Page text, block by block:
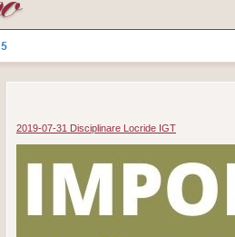
2019-07-31 Disciplinare Locride IGT